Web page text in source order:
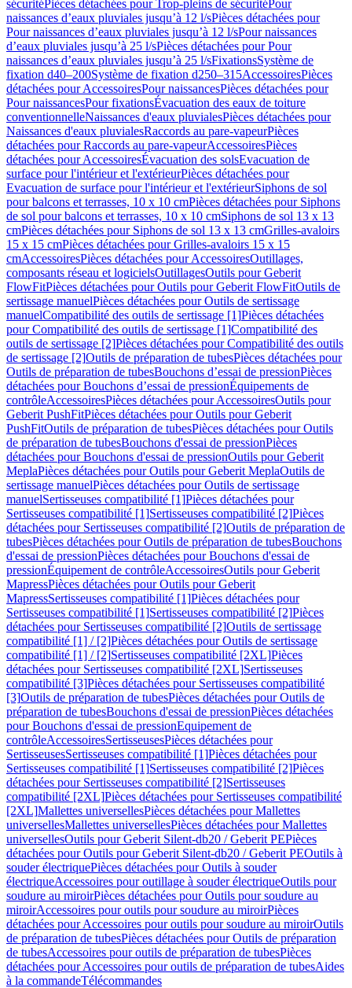
sécuritéPièces détachées pour Trop-pleins de sécuritéPour
naissances d’eaux pluviales jusqu’à 12 l/sPièces détachées pour
Pour naissances d’eaux pluviales jusqu’à 12 l/sPour naissances
d’eaux pluviales jusqu’à 25 l/sPièces détachées pour Pour
naissances d’eaux pluviales jusqu’à 25 l/sFixationsSystème de
fixation d40–200Système de fixation d250–315AccessoiresPièces
détachées pour AccessoiresPour naissancesPièces détachées pour
Pour naissancesPour fixationsÉvacuation des eaux de toiture
conventionnelleNaissances d'eaux pluvialesPièces détachées pour
Naissances d'eaux pluvialesRaccords au pare-vapeurPièces
détachées pour Raccords au pare-vapeurAccessoiresPièces
détachées pour AccessoiresÉvacuation des solsEvacuation de
surface pour l'intérieur et l'extérieurPièces détachées pour
Evacuation de surface pour l'intérieur et l'extérieurSiphons de sol
pour balcons et terrasses, 10 x 10 cmPièces détachées pour Siphons
de sol pour balcons et terrasses, 10 x 10 cmSiphons de sol 13 x 13
cmPièces détachées pour Siphons de sol 13 x 13 cmGrilles-avaloirs
15 x 15 cmPièces détachées pour Grilles-avaloirs 15 x 15
cmAccessoiresPièces détachées pour AccessoiresOutillages,
composants réseau et logicielsOutillagesOutils pour Geberit
FlowFitPièces détachées pour Outils pour Geberit FlowFitOutils de
sertissage manuelPièces détachées pour Outils de sertissage
manuelCompatibilité des outils de sertissage [1]Pièces détachées
pour Compatibilité des outils de sertissage [1]Compatibilité des
outils de sertissage [2]Pièces détachées pour Compatibilité des outils
de sertissage [2]Outils de préparation de tubesPièces détachées pour
Outils de préparation de tubesBouchons d’essai de pressionPièces
détachées pour Bouchons d’essai de pressionÉquipements de
contrôleAccessoiresPièces détachées pour AccessoiresOutils pour
Geberit PushFitPièces détachées pour Outils pour Geberit
PushFitOutils de préparation de tubesPièces détachées pour Outils
de préparation de tubesBouchons d'essai de pressionPièces
détachées pour Bouchons d'essai de pressionOutils pour Geberit
MeplaPièces détachées pour Outils pour Geberit MeplaOutils de
sertissage manuelPièces détachées pour Outils de sertissage
manuelSertisseuses compatibilité [1]Pièces détachées pour
Sertisseuses compatibilité [1]Sertisseuses compatibilité [2]Pièces
détachées pour Sertisseuses compatibilité [2]Outils de préparation de
tubesPièces détachées pour Outils de préparation de tubesBouchons
d'essai de pressionPièces détachées pour Bouchons d'essai de
pressionÉquipement de contrôleAccessoiresOutils pour Geberit
MapressPièces détachées pour Outils pour Geberit
MapressSertisseuses compatibilité [1]Pièces détachées pour
Sertisseuses compatibilité [1]Sertisseuses compatibilité [2]Pièces
détachées pour Sertisseuses compatibilité [2]Outils de sertissage
compatibilité [1] / [2]Pièces détachées pour Outils de sertissage
compatibilité [1] / [2]Sertisseuses compatibilité [2XL]Pièces
détachées pour Sertisseuses compatibilité [2XL]Sertisseuses
compatibilité [3]Pièces détachées pour Sertisseuses compatibilité
[3]Outils de préparation de tubesPièces détachées pour Outils de
préparation de tubesBouchons d'essai de pressionPièces détachées
pour Bouchons d'essai de pressionEquipement de
contrôleAccessoiresSertisseusesPièces détachées pour
SertisseusesSertisseuses compatibilité [1]Pièces détachées pour
Sertisseuses compatibilité [1]Sertisseuses compatibilité [2]Pièces
détachées pour Sertisseuses compatibilité [2]Sertisseuses
compatibilité [2XL]Pièces détachées pour Sertisseuses compatibilité
[2XL]Mallettes universellesPièces détachées pour Mallettes
universellesMallettes universellesPièces détachées pour Mallettes
universellesOutils pour Geberit Silent-db20 / Geberit PEPièces
détachées pour Outils pour Geberit Silent-db20 / Geberit PEOutils à
souder électriquePièces détachées pour Outils à souder
électriqueAccessoires pour outillage à souder électriqueOutils pour
soudure au miroirPièces détachées pour Outils pour soudure au
miroirAccessoires pour outils pour soudure au miroirPièces
détachées pour Accessoires pour outils pour soudure au miroirOutils
de préparation de tubesPièces détachées pour Outils de préparation
de tubesAccessoires pour outils de préparation de tubesPièces
détachées pour Accessoires pour outils de préparation de tubesAides
à la commandeTélécommandes